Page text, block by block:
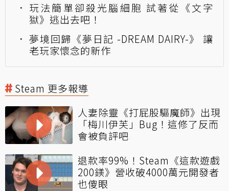
玩法簡單卻殺光腦細胞 試著從《文字
獄》逃出去吧！
夢境回歸《夢日記 -DREAM DAIRY-》 讓
老玩家懷念的新作
Steam 更多報導
人妻除靈《打屁股驅魔師》出現
「梅川伊芙」Bug！這修了反而
會被負評吧
退款率99%！Steam《這款遊戲
200鎂》營收破4000萬元開發者
也傻眼